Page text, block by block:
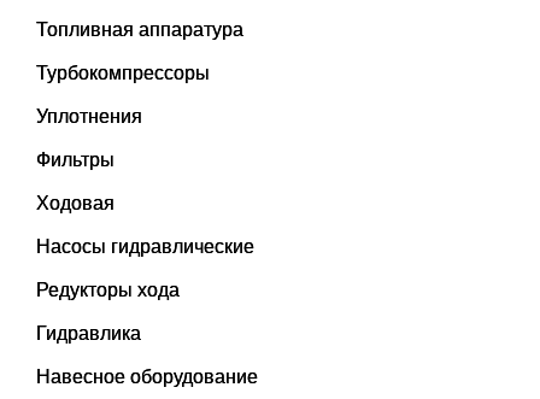
Топливная аппаратура
Турбокомпрессоры
Уплотнения
Фильтры
Ходовая
Насосы гидравлические
Редукторы хода
Гидравлика
Навесное оборудование